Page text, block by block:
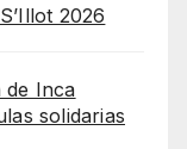
2026
de Inca
solidarias